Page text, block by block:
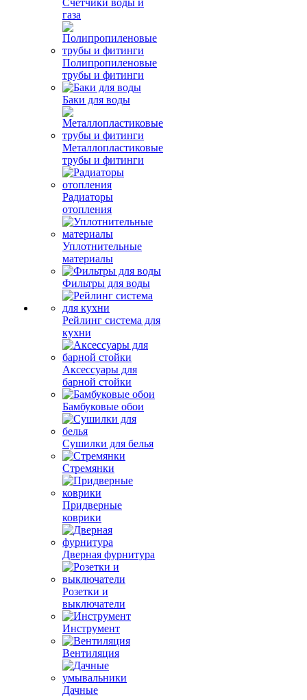
Счетчики воды и
газа
Полипропиленовые
трубы и фитинги
Баки для воды
Металлопластиковые
трубы и фитинги
Радиаторы
отопления
Уплотнительные
материалы
Фильтры для воды
Рейлинг система для
кухни
Аксессуары для
барной стойки
Бамбуковые обои
Сушилки для белья
Стремянки
Придверные
коврики
Дверная фурнитура
Розетки и
выключатели
Инструмент
Вентиляция
Дачные